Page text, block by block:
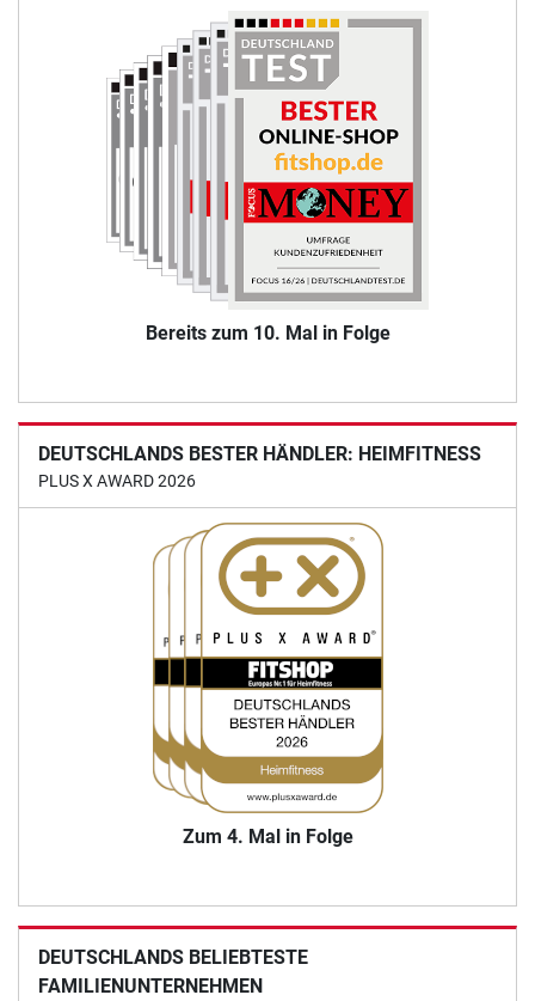
Bereits zum 10. Mal in Folge
DEUTSCHLANDS BESTER HÄNDLER: HEIMFITNESS
PLUS X AWARD 2026
Zum 4. Mal in Folge
DEUTSCHLANDS BELIEBTESTE
FAMILIENUNTERNEHMEN